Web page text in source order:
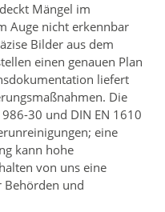
Mängel im
Auge nicht erkennbar
Bilder aus dem
einen genauen Plan
liefert
Die
30 und DIN EN 1610
eine
kann hohe
von uns eine
und